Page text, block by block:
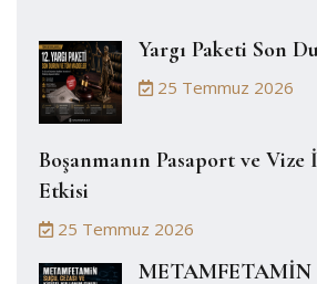
Yargı Paketi Son
25 Temmuz 2026
Boşanmanın Pasaport ve
Etkisi
25 Temmuz 2026
METAMFETAMİN